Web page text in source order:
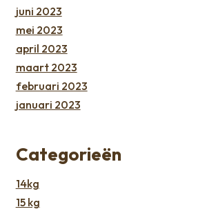
juni 2023
mei 2023
april 2023
maart 2023
februari 2023
januari 2023
Categorieën
14kg
15 kg